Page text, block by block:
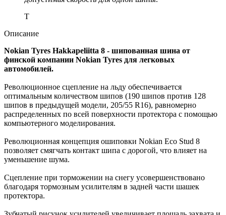
T
Описание
Nokian Tyres Hakkapeliitta 8 - шипованная шина от
финской компании Nokian Tyres для легковых
автомобилей.
Революционное сцепление на льду обеспечивается
оптимальным количеством шипов (190 шипов против 128
шипов в предыдущей модели, 205/55 R16), равномерно
распределенных по всей поверхности протектора с помощью
компьютерного моделирования.
Революционная концепция ошиповки Nokian Eco Stud 8
позволяет смягчать контакт шипа с дорогой, что влияет на
уменьшение шума.
Сцепление при торможении на снегу усовершенствовано
благодаря тормозным усилителям в задней части шашек
протектора.